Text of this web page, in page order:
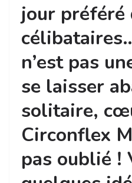
jour préféré
n’est pas
se laisser
solitaire,
Circonflex
pas oublié !